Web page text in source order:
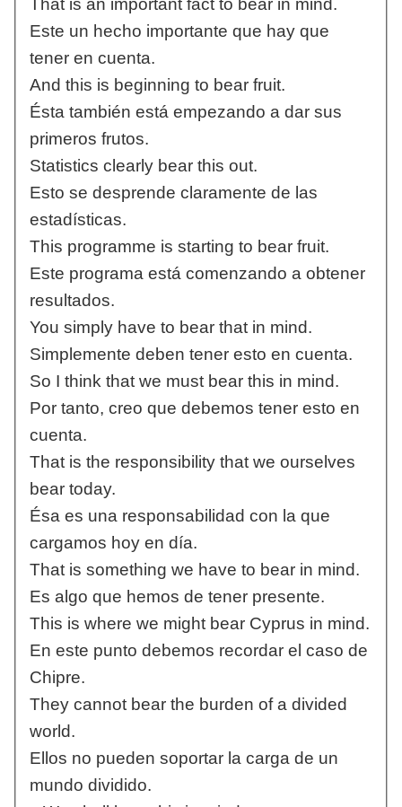
That is an important fact to bear in mind.
Este un hecho importante que hay que
tener en cuenta.
And this is beginning to bear fruit.
Ésta también está empezando a dar sus
primeros frutos.
Statistics clearly bear this out.
Esto se desprende claramente de las
estadísticas.
This programme is starting to bear fruit.
Este programa está comenzando a obtener
resultados.
You simply have to bear that in mind.
Simplemente deben tener esto en cuenta.
So I think that we must bear this in mind.
Por tanto, creo que debemos tener esto en
cuenta.
That is the responsibility that we ourselves
bear today.
Ésa es una responsabilidad con la que
cargamos hoy en día.
That is something we have to bear in mind.
Es algo que hemos de tener presente.
This is where we might bear Cyprus in mind.
En este punto debemos recordar el caso de
Chipre.
They cannot bear the burden of a divided
world.
Ellos no pueden soportar la carga de un
mundo dividido.